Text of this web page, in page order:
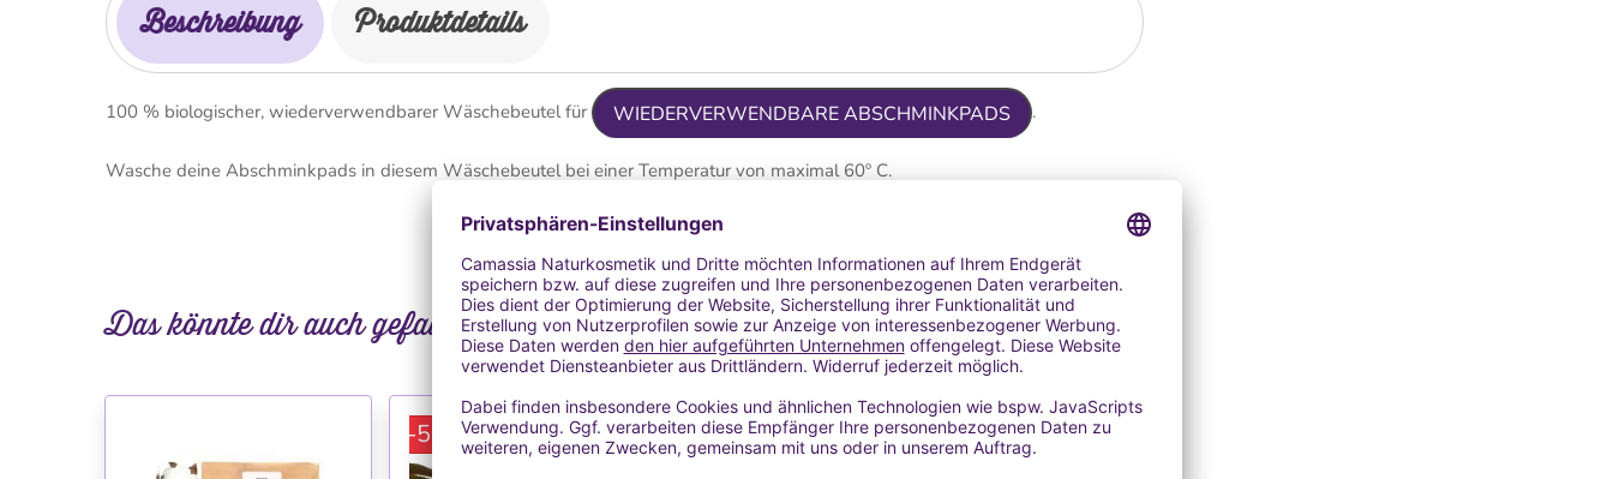
Beschreibung Produktdetails
100 % biologischer, wiederverwendbarer Wäschebeutel für WIEDERVERWENDBARE ABSCHMINKPADS .
Wasche deine Abschminkpads in diesem Wäschebeutel bei einer Temperatur von maximal 60º C.
Das könnte dir auch gefallen
-55%